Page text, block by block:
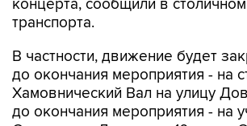
В частности, движение будет
Хамовнический Вал на улицу
до окончания мероприятия - на
Савельева, Доватора, 10-летия
Фрунзенской, Ефремова и